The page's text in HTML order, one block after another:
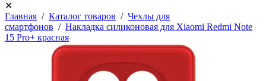
✕
Главная / Каталог товаров / Чехлы для
смартфонов / Накладка силиконовая для Xiaomi Redmi Note
15 Pro+ красная